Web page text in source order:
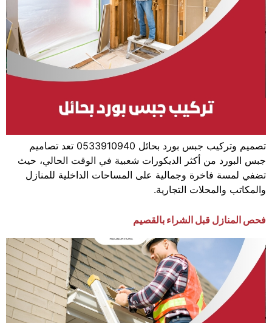
تصميم وتركيب جبس بورد بحائل 0533910940 تعد تصاميم
جبس البورد من أكثر الديكورات شعبية في الوقت الحالي، حيث
تضفي لمسة فاخرة وجمالية على المساحات الداخلية للمنازل
والمكاتب والمحلات التجارية.
فحص المنازل قبل الشراء بالقصيم